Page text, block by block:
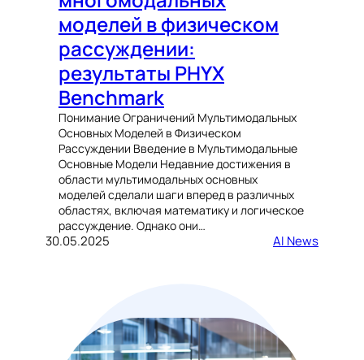
моделей в физическом
рассуждении:
результаты PHYX
Benchmark
Понимание Ограничений Мультимодальных
Основных Моделей в Физическом
Рассуждении Введение в Мультимодальные
Основные Модели Недавние достижения в
области мультимодальных основных
моделей сделали шаги вперед в различных
областях, включая математику и логическое
рассуждение. Однако они…
30.05.2025 AI News